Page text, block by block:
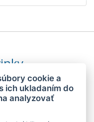
údajov
cookie a
ich ukladaním do
analyzovať